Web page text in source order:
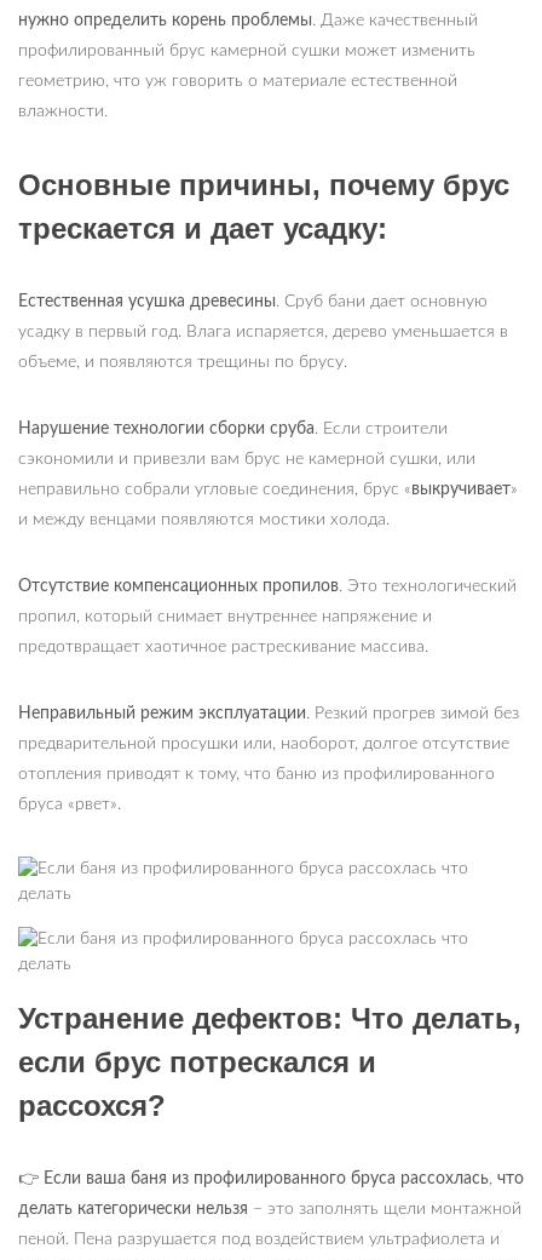
нужно определить корень проблемы. Даже качественный
профилированный брус камерной сушки может изменить
геометрию, что уж говорить о материале естественной
влажности.
Основные причины, почему брус
трескается и дает усадку:
Естественная усушка древесины. Сруб бани дает основную
усадку в первый год. Влага испаряется, дерево уменьшается в
объеме, и появляются трещины по брусу.
Нарушение технологии сборки сруба. Если строители
сэкономили и привезли вам брус не камерной сушки, или
неправильно собрали угловые соединения, брус «выкручивает»
и между венцами появляются мостики холода.
Отсутствие компенсационных пропилов. Это технологический
пропил, который снимает внутреннее напряжение и
предотвращает хаотичное растрескивание массива.
Неправильный режим эксплуатации. Резкий прогрев зимой без
предварительной просушки или, наоборот, долгое отсутствие
отопления приводят к тому, что баню из профилированного
бруса «рвет».
Устранение дефектов: Что делать,
если брус потрескался и
рассохся?
👉 Если ваша баня из профилированного бруса рассохлась, что
делать категорически нельзя – это заполнять щели монтажной
пеной. Пена разрушается под воздействием ультрафиолета и